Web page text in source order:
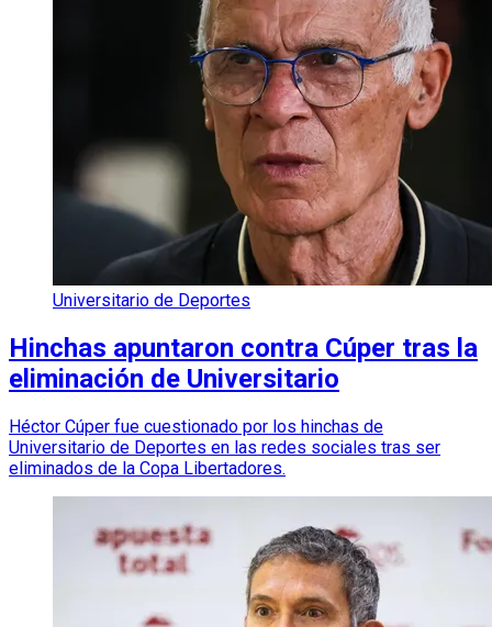
Universitario de Deportes
Hinchas apuntaron contra Cúper tras la
eliminación de Universitario
Héctor Cúper fue cuestionado por los hinchas de
Universitario de Deportes en las redes sociales tras ser
eliminados de la Copa Libertadores.